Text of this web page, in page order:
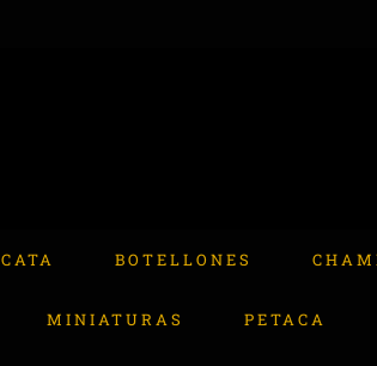
CATA BOTELLONES
MINIATURAS PETACA